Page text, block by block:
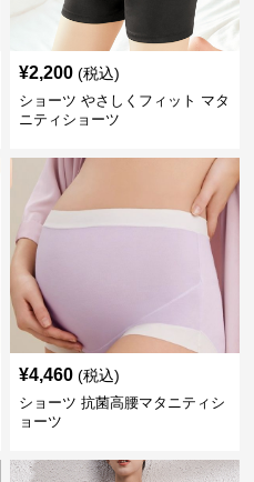
¥2,200 (税込)
ショーツ やさしくフィット マタ
ニティショーツ
¥4,460 (税込)
ショーツ 抗菌高腰マタニティシ
ョーツ